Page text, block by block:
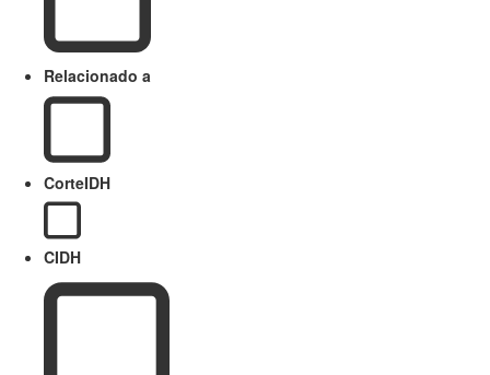
Relacionado a
CorteIDH
CIDH